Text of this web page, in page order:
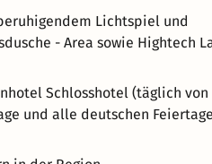
Lichtspiel und
- Area sowie Hightech
Schlosshotel (täglich von
und alle deutschen Feiertage